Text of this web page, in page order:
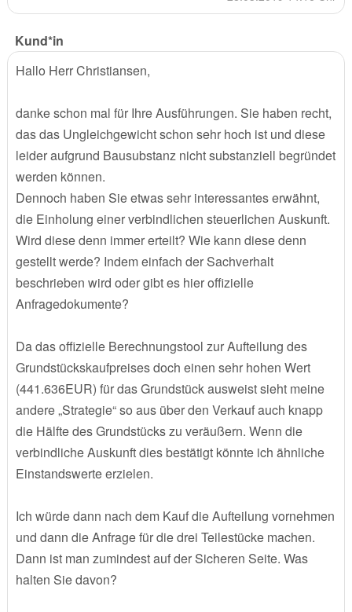
Kund*in
Hallo Herr Christiansen,
danke schon mal für Ihre Ausführungen. Sie haben recht,
das das Ungleichgewicht schon sehr hoch ist und diese
leider aufgrund Bausubstanz nicht substanziell begründet
werden können.
Dennoch haben Sie etwas sehr interessantes erwähnt,
die Einholung einer verbindlichen steuerlichen Auskunft.
Wird diese denn immer erteilt? Wie kann diese denn
gestellt werde? Indem einfach der Sachverhalt
beschrieben wird oder gibt es hier offizielle
Anfragedokumente?
Da das offizielle Berechnungstool zur Aufteilung des
Grundstückskaufpreises doch einen sehr hohen Wert
(441.636EUR) für das Grundstück ausweist sieht meine
andere „Strategie“ so aus über den Verkauf auch knapp
die Hälfte des Grundstücks zu veräußern. Wenn die
verbindliche Auskunft dies bestätigt könnte ich ähnliche
Einstandswerte erzielen.
Ich würde dann nach dem Kauf die Aufteilung vornehmen
und dann die Anfrage für die drei Teilestücke machen.
Dann ist man zumindest auf der Sicheren Seite. Was
halten Sie davon?